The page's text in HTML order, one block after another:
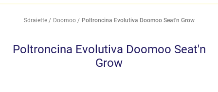
Sdraiette Doomoo Poltroncina Evolutiva Doomoo Seat'n Grow
Poltroncina Evolutiva Doomoo Seat'n
Grow